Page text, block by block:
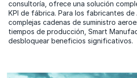
consultoría, ofrece una solución
KPI de fábrica. Para los fabricantes de
complejas cadenas de suministro
tiempos de producción, Smart
desbloquear beneficios significativos.